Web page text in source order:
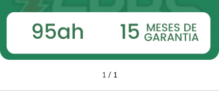
1/ 1